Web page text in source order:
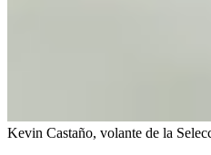
Kevin Castaño, volante de la